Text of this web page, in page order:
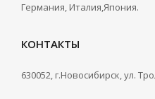
Германия, Италия,Япония.
КОНТАКТЫ
630052, г.Новосибирск, ул.